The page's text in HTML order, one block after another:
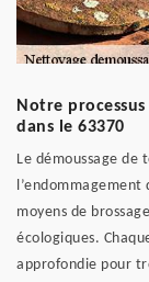
Notre
dans le 63370
Le démoussage
moyens de
écologiques.
approfondie pour